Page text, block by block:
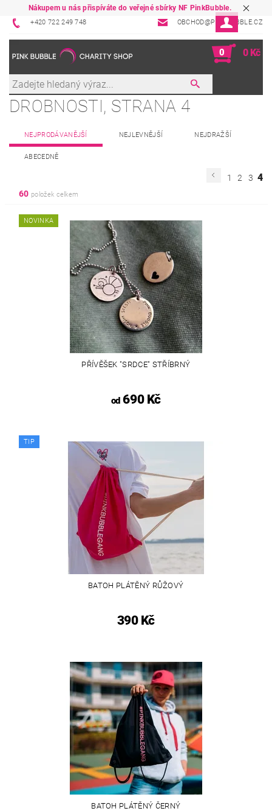
Nákupem u nás přispíváte do veřejné sbírky NF PinkBubble.
+420 722 249 748 OBCHOD@PINKBUBBLE.CZ
0 0 Kč
DROBNOSTI, STRANA 4
NEJPRODÁVANĚJŠÍ NEJLEVNĚJŠÍ NEJDRAŽŠÍ
ABECEDNĚ
1 2 3 4
60 položek celkem
NOVINKA
PŘÍVĚŠEK "SRDCE" STŘÍBRNÝ
od690 Kč
TIP
BATOH PLÁTĚNÝ RŮŽOVÝ
390 Kč
BATOH PLÁTĚNÝ ČERNÝ